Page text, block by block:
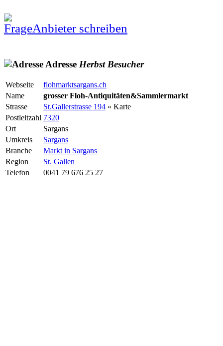
Anbieter schreiben
Adresse Herbst Besucher
Webseite
flohmarktsargans.ch
Name
grosser Floh-Antiquitäten&Sammlermarkt
Strasse
St.Gallerstrasse 194 « Karte
Postleitzahl 7320
Ort
Sargans
Umkreis
Sargans
Branche
Markt in Sargans
Region
St. Gallen
Telefon
0041 79 676 25 27